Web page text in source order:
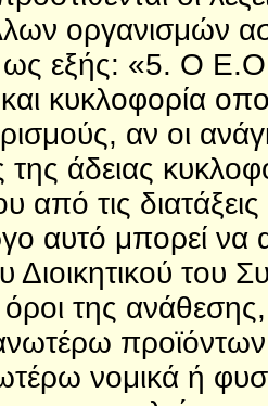
οργανισμών
ως εξής: «5. Ο
κυκλοφορία
αν οι
της άδειας
από τις
αυτό μπορεί
του
όροι της
νομικά ή